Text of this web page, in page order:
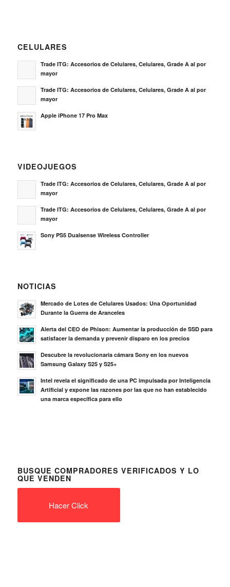
CELULARES
Trade ITG: Accesorios de Celulares, Celulares, Grade A al por
mayor
Trade ITG: Accesorios de Celulares, Celulares, Grade A al por
mayor
Apple iPhone 17 Pro Max
VIDEOJUEGOS
Trade ITG: Accesorios de Celulares, Celulares, Grade A al por
mayor
Trade ITG: Accesorios de Celulares, Celulares, Grade A al por
mayor
Sony PS5 Dualsense Wireless Controller
NOTICIAS
Mercado de Lotes de Celulares Usados: Una Oportunidad
Durante la Guerra de Aranceles
Alerta del CEO de Phison: Aumentar la producción de SSD para
satisfacer la demanda y prevenir disparo en los precios
Descubre la revolucionaria cámara Sony en los nuevos
Samsung Galaxy S25 y S25+
Intel revela el significado de una PC impulsada por Inteligencia
Artificial y expone las razones por las que no han establecido
una marca específica para ello
BUSQUE COMPRADORES VERIFICADOS Y LO
QUE VENDEN
Hacer Click